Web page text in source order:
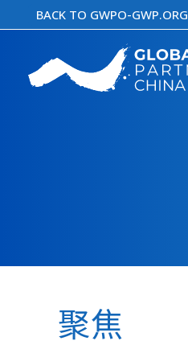
至
BACK TO GWPO-GWP.ORG
聚焦